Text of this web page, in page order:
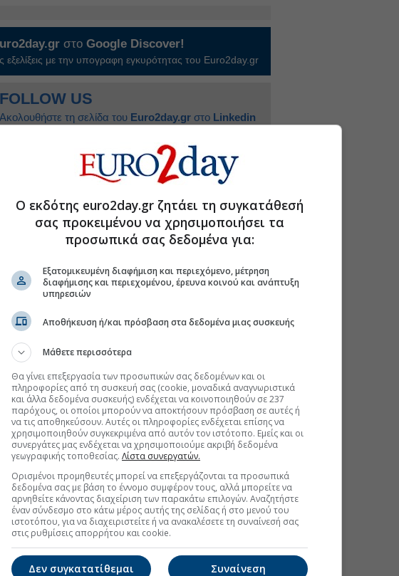
στοGoogle Discover!
εξελίξεις με την υπογραφη εγκυρότητας του Euro2day.gr
FOLLOW US
Ακολουθήστε τη σελίδα του Euro2day.gr στο Linkedin
#ΠΑΣΟΚ/ΚΙΝΑΛ, Κίνημα Αλλαγής
της κυβέρνησης στο μεταβαλλόμενο
με τα κονδύλια για την
τις προκλήσεις και επένδυσε στην άμυνά
Ουραγός στις πληρωμές η Ελλάδα
στο Discover
Ο εκδότης euro2day.gr ζητάει τη συγκατάθεσή
σας προκειμένου να χρησιμοποιήσει τα
προσωπικά σας δεδομένα για:
Εξατομικευμένη διαφήμιση και περιεχόμενο, μέτρηση
διαφήμισης και περιεχομένου, έρευνα κοινού και ανάπτυξη
υπηρεσιών
Αποθήκευση ή/και πρόσβαση στα δεδομένα μιας συσκευής
Μάθετε περισσότερα
Θα γίνει επεξεργασία των προσωπικών σας δεδομένων και οι
πληροφορίες από τη συσκευή σας (cookie, μοναδικά αναγνωριστικά
και άλλα δεδομένα συσκευής) ενδέχεται να κοινοποιηθούν σε 237
παρόχους, οι οποίοι μπορούν να αποκτήσουν πρόσβαση σε αυτές ή
να τις αποθηκεύσουν. Αυτές οι πληροφορίες ενδέχεται επίσης να
χρησιμοποιηθούν συγκεκριμένα από αυτόν τον ιστότοπο. Εμείς και οι
συνεργάτες μας ενδέχεται να χρησιμοποιούμε ακριβή δεδομένα
γεωγραφικής τοποθεσίας. Λίστα συνεργατών.
Ορισμένοι προμηθευτές μπορεί να επεξεργάζονται τα προσωπικά
δεδομένα σας με βάση το έννομο συμφέρον τους, αλλά μπορείτε να
αρνηθείτε κάνοντας διαχείριση των παρακάτω επιλογών. Αναζητήστε
έναν σύνδεσμο στο κάτω μέρος αυτής της σελίδας ή στο μενού του
ιστοτόπου, για να διαχειριστείτε ή να ανακαλέσετε τη συναίνεσή σας
στις ρυθμίσεις απορρήτου και cookie.
Συναίνεση
Δεν συγκατατίθεμαι